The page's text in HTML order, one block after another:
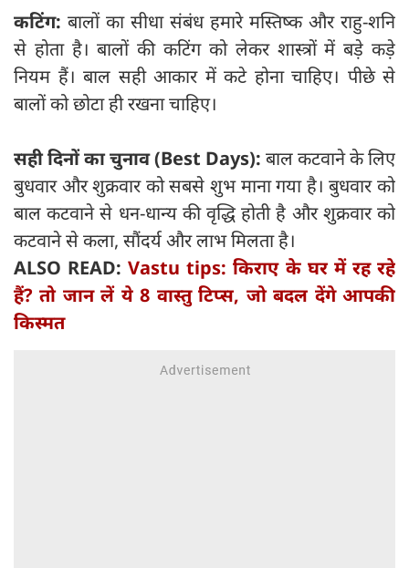
कटिंग: बालों का सीधा संबंध हमारे मस्तिष्क और राहु-शनि
से होता है। बालों की कटिंग को लेकर शास्त्रों में बड़े कड़े
नियम हैं। बाल सही आकार में कटे होना चाहिए। पीछे से
बालों को छोटा ही रखना चाहिए।
सही दिनों का चुनाव (Best Days): बाल कटवाने के लिए
बुधवार और शुक्रवार को सबसे शुभ माना गया है। बुधवार को
बाल कटवाने से धन-धान्य की वृद्धि होती है और शुक्रवार को
कटवाने से कला, सौंदर्य और लाभ मिलता है।
ALSO READ:Vastu tips: किराए के घर में रह रहे
हैं? तो जान लें ये 8 वास्तु टिप्स, जो बदल देंगे आपकी
किस्मत